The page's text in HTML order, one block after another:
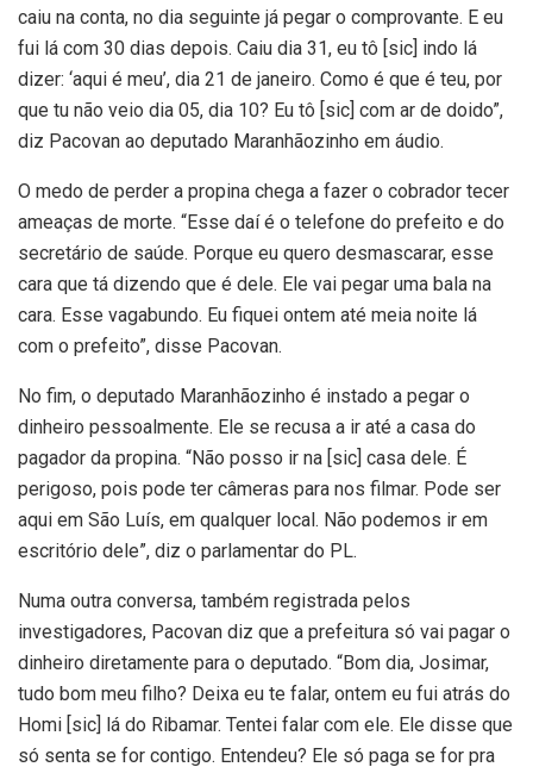
caiu na conta, no dia seguinte já pegar o comprovante. E eu
fui lá com 30 dias depois. Caiu dia 31, eu tô [sic] indo lá
dizer: ‘aqui é meu’, dia 21 de janeiro. Como é que é teu, por
que tu não veio dia 05, dia 10? Eu tô [sic] com ar de doido”,
diz Pacovan ao deputado Maranhãozinho em áudio.
O medo de perder a propina chega a fazer o cobrador tecer
ameaças de morte. “Esse daí é o telefone do prefeito e do
secretário de saúde. Porque eu quero desmascarar, esse
cara que tá dizendo que é dele. Ele vai pegar uma bala na
cara. Esse vagabundo. Eu fiquei ontem até meia noite lá
com o prefeito”, disse Pacovan.
No fim, o deputado Maranhãozinho é instado a pegar o
dinheiro pessoalmente. Ele se recusa a ir até a casa do
pagador da propina. “Não posso ir na [sic] casa dele. É
perigoso, pois pode ter câmeras para nos filmar. Pode ser
aqui em São Luís, em qualquer local. Não podemos ir em
escritório dele”, diz o parlamentar do PL.
Numa outra conversa, também registrada pelos
investigadores, Pacovan diz que a prefeitura só vai pagar o
dinheiro diretamente para o deputado. “Bom dia, Josimar,
tudo bom meu filho? Deixa eu te falar, ontem eu fui atrás do
Homi [sic] lá do Ribamar. Tentei falar com ele. Ele disse que
só senta se for contigo. Entendeu? Ele só paga se for pra